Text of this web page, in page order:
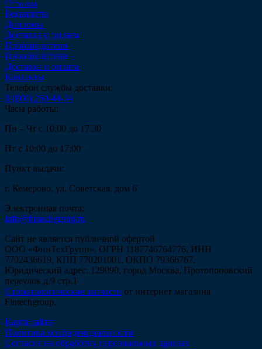
Отзывы
Реквизиты
Дипломы
Доставка и оплата
Производители
Производители
Доставка и оплата
Контакты
Телефон службы доставки:
8 (800) 250-44-34
Часы работы:
Пн – Чт с 10:00 до 17:30
Пт с 10:00 до 17:00
Пункт выдачи:
г. Кемерово, ул. Советская, дом 6
Электронная почта:
info@fintechgroup.ru
Сайт не является публичной офертой
ООО «ФинТехГрупп», ОГРН 1187746764776, ИНН
7702436619, КПП 770201001, ОКПО 79366767,
Юридический адрес: 129090, город Москва, Протопоповский
переулок д.9 стр.1
Стоматологические запчасти от интернет магазина
Fintechgroup.
Карта сайта
Политика конфиденциальности
Согласие на обработку персональных данных